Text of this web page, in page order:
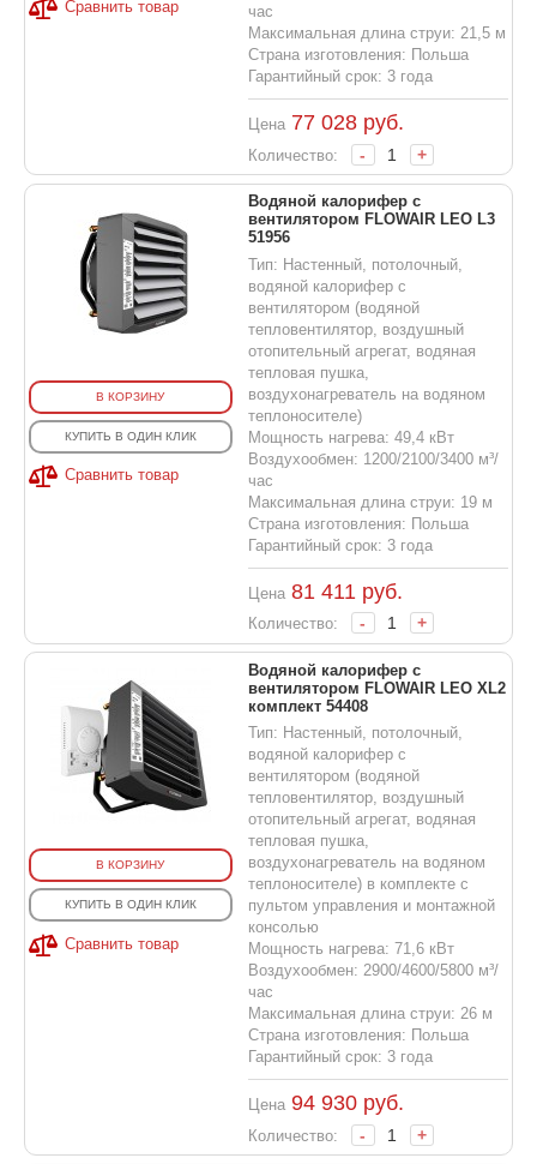
Сравнить товар
час
Максимальная длина струи: 21,5 м
Страна изготовления: Польша
Гарантийный срок: 3 года
Цена 77 028руб.
Количество: - +
В КОРЗИНУ
КУПИТЬ В ОДИН КЛИК
Сравнить товар
Водяной калорифер с
вентилятором FLOWAIR LEO L3
51956
Тип: Настенный, потолочный,
водяной калорифер с
вентилятором (водяной
тепловентилятор, воздушный
отопительный агрегат, водяная
тепловая пушка,
воздухонагреватель на водяном
теплоносителе)
Мощность нагрева: 49,4 кВт
Воздухообмен: 1200/2100/3400 м³/
час
Максимальная длина струи: 19 м
Страна изготовления: Польша
Гарантийный срок: 3 года
Цена 81 411 руб.
Количество: - +
В КОРЗИНУ
КУПИТЬ В ОДИН КЛИК
Сравнить товар
Водяной калорифер с
вентилятором FLOWAIR LEO XL2
комплект 54408
Тип: Настенный, потолочный,
водяной калорифер с
вентилятором (водяной
тепловентилятор, воздушный
отопительный агрегат, водяная
тепловая пушка,
воздухонагреватель на водяном
теплоносителе) в комплекте с
пультом управления и монтажной
консолью
Мощность нагрева: 71,6 кВт
Воздухообмен: 2900/4600/5800 м³/
час
Максимальная длина струи: 26 м
Страна изготовления: Польша
Гарантийный срок: 3 года
Цена 94 930руб.
Количество: - +